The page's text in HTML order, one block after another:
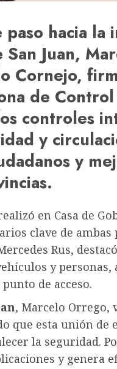
hacia
Juan,
Cornejo,
de
controles
y
y
en Casa de
clave de
Rus,
y
de acceso.
, Marcelo Orrego,
que esta unión
la seguridad.
y genera